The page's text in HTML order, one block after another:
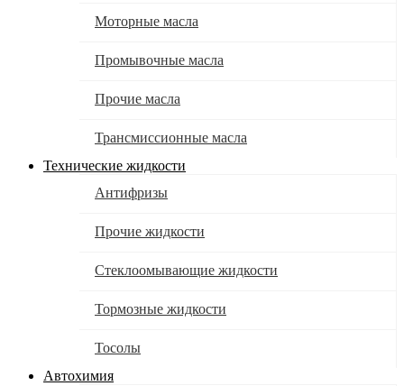
Моторные масла
Промывочные масла
Прочие масла
Трансмиссионные масла
Технические жидкости
Антифризы
Прочие жидкости
Стеклоомывающие жидкости
Тормозные жидкости
Тосолы
Автохимия